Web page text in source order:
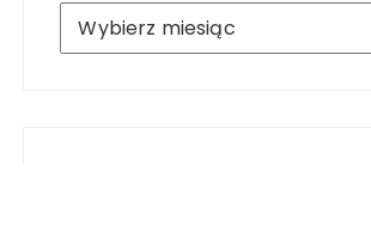
Archiwum